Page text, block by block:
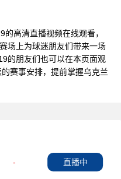
高清直播视频在线观看，
场上为球迷朋友们带来一场
的朋友们也可以在本页面观
赛事安排，提前掌握乌克兰
-
直播中